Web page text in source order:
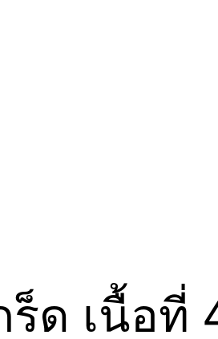
ด เนื้อที่